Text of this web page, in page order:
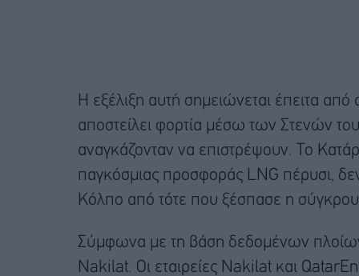
Η εξέλιξη αυτή σημειώνεται έπειτα
αποστείλει φορτία μέσω των Στενών
αναγκάζονταν να επιστρέψουν. Το
παγκόσμιας προσφοράς LNG πέρυσι,
Κόλπο από τότε που ξέσπασε η
Σύμφωνα με τη βάση δεδομένων πλοίων
Nakilat. Οι εταιρείες Nakilat και